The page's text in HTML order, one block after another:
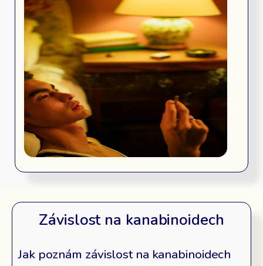
Závislost na kanabinoidech
Jak poznám závislost na kanabinoidech